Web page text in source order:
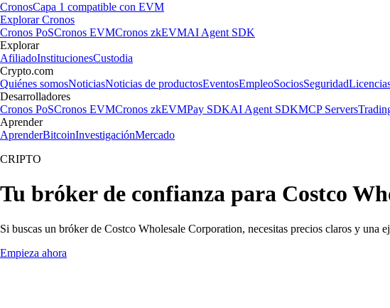
CronosCapa 1 compatible con EVM
Explorar Cronos
Cronos PoSCronos EVMCronos zkEVMAI Agent SDK
Explorar
AfiliadoInstitucionesCustodia
Crypto.com
Quiénes somosNoticiasNoticias de productosEventosEmpleoSociosSeguridad
Desarrolladores
Cronos PoSCronos EVMCronos zkEVMPay SDKAI Agent SDKMCP Servers
Aprender
AprenderBitcoinInvestigaciónMercado
CRIPTO
Tu bróker de confianza para Costco
Si buscas un bróker de Costco Wholesale Corporation, necesitas precios claros y
Empieza ahora